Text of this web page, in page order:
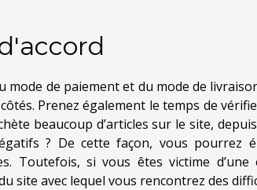
de paiement et du mode de
Prenez également le temps de
beaucoup d’articles sur le site,
? De cette façon, vous pourrez
Toutefois, si vous êtes victime d’une
site avec lequel vous rencontrez des